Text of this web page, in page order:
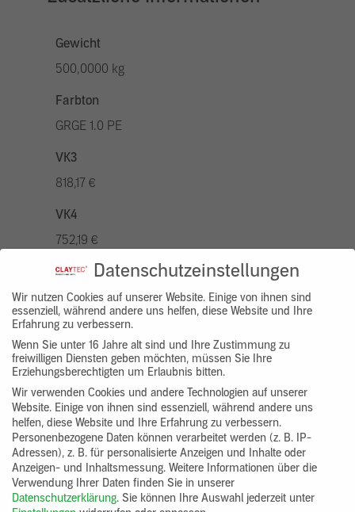
Gewicht
500,0000 kg
Farbton
GRGE 1.0 PE
VK3
818,17 €
VK4
752,19 €
VK5
936,94 €
VK7
686,20 €
Gruppenprodukt
yosima_designputz_bigb
Datenschutzeinstellungen
Wir nutzen Cookies auf unserer Website. Einige von ihnen sind
essenziell, während andere uns helfen, diese Website und Ihre
Erfahrung zu verbessern.
Wenn Sie unter 16 Jahre alt sind und Ihre Zustimmung zu
freiwilligen Diensten geben möchten, müssen Sie Ihre
Erziehungsberechtigten um Erlaubnis bitten.
Wir verwenden Cookies und andere Technologien auf unserer
Website. Einige von ihnen sind essenziell, während andere uns
helfen, diese Website und Ihre Erfahrung zu verbessern.
Personenbezogene Daten können verarbeitet werden (z. B. IP-
Adressen), z. B. für personalisierte Anzeigen und Inhalte oder
Anzeigen- und Inhaltsmessung. Weitere Informationen über die
Verwendung Ihrer Daten finden Sie in unserer
Datenschutzerklärung. Sie können Ihre Auswahl jederzeit unter